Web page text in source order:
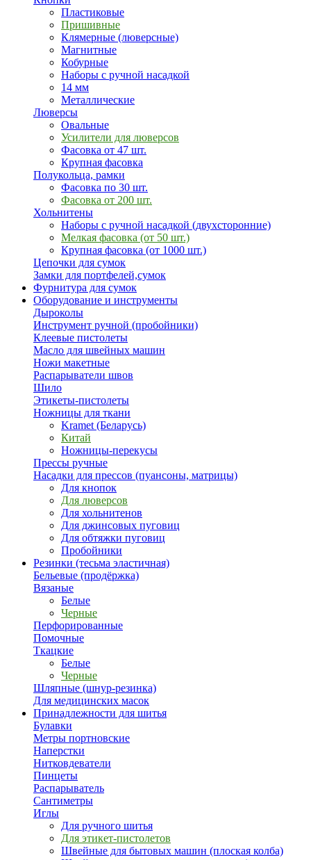
Пластиковые
Пришивные
Клямерные (люверсные)
Магнитные
Кобурные
Наборы с ручной насадкой
14 мм
Металлические
Люверсы
Овальные
Усилители для люверсов
Фасовка от 47 шт.
Крупная фасовка
Полукольца, рамки
Фасовка по 30 шт.
Фасовка от 200 шт.
Хольнитены
Наборы с ручной насадкой (двухсторонние)
Мелкая фасовка (от 50 шт.)
Крупная фасовка (от 1000 шт.)
Цепочки для сумок
Замки для портфелей,сумок
Фурнитура для сумок
Оборудование и инструменты
Дыроколы
Инструмент ручной (пробойники)
Клеевые пистолеты
Масло для швейных машин
Ножи макетные
Распарыватели швов
Шило
Этикеты-пистолеты
Ножницы для ткани
Kramet (Беларусь)
Китай
Ножницы-перекусы
Прессы ручные
Насадки для прессов (пуансоны, матрицы)
Для кнопок
Для люверсов
Для хольнитенов
Для джинсовых пуговиц
Для обтяжки пуговиц
Пробойники
Резинки (тесьма эластичная)
Бельевые (продёржка)
Вязаные
Белые
Черные
Перфорированные
Помочные
Ткацкие
Белые
Черные
Шляпные (шнур-резинка)
Для медицинских масок
Принадлежности для шитья
Булавки
Метры портновские
Наперстки
Нитковдеватели
Пинцеты
Распарыватель
Сантиметры
Иглы
Для ручного шитья
Для этикет-пистолетов
Швейные для бытовых машин (плоская колба)